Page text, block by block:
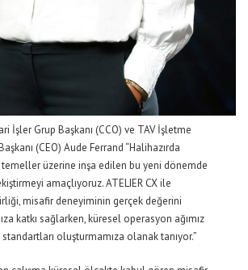
İşler Grup Başkanı (CCO) ve TAV İşletme
(CEO) Aude Ferrand “Halihazırda
üzerine inşa edilen bu yeni dönemde
meyi amaçlıyoruz.ATELIER CX ile
misafir deneyiminin gerçek değerini
katkı sağlarken, küresel operasyon ağımız
oluşturmamıza olanak tanıyor.”